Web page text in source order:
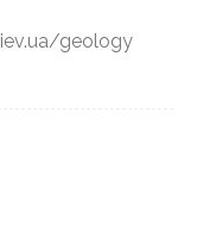
geology